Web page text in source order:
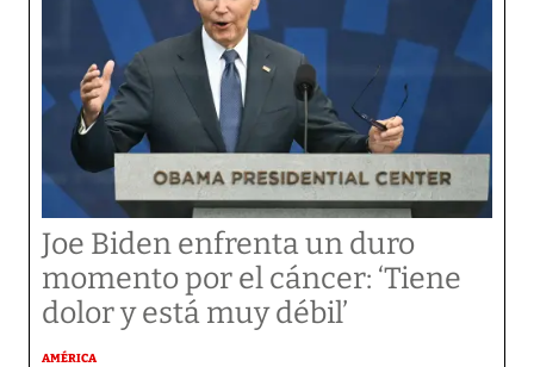
Joe Biden enfrenta un duro
momento por el cáncer: ‘Tiene
dolor y está muy débil’
AMÉRICA